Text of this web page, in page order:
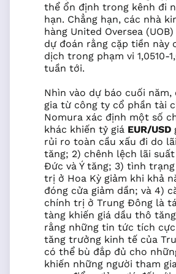
thể ổn định trong kênh đi
hạn. Chẳng hạn, các nhà
hàng United Oversea
dự đoán rằng cặp tiền này
dịch trong phạm vi 1,0510-
tuần tới.
Nhìn vào dự báo cuối năm,
gia từ công ty cổ phần tài
Nomura xác định một số
khác khiến tỷ giá EUR/USD
rủi ro toàn cầu xấu đi do
tăng; 2) chênh lệch lãi
Đức và Ý tăng; 3) tình
trị ở Hoa Kỳ giảm khi khả
đóng cửa giảm dần; và 4)
chính trị ở Trung Đông là
tàng khiến giá dầu thô
rằng những tin tức tích cực
tăng trưởng kinh tế của
có thể bù đắp đủ cho
khiến những người tham